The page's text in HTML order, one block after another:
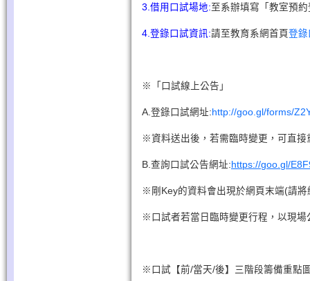
3.借用口試場地:至系辦填寫「教室預
4.登錄口試資訊:請至教育系網首頁登錄
※「口試線上公告」
A.登錄口試網址: http://goo.gl/forms/
※資料送出後，若需臨時變更，可直
B.查詢口試公告網址: https://goo.gl/
※剛Key的資料會出現於網頁末端(請
※口試者若當日臨時變更行程，以現場
※口試【前/當天/後】三階段籌備重點